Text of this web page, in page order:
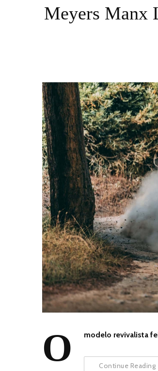
Meyers Manx
O modelo revivalista
Continue Reading